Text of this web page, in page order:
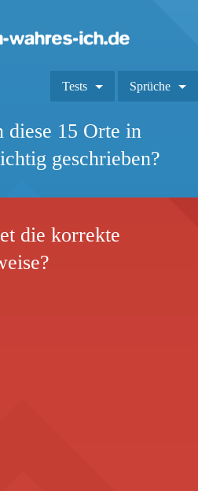
Tests Sprüche
diese 15 Orte in
geschrieben?
die korrekte